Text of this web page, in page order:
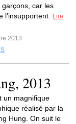
car les
l'insupportent.
Lire
2013
2013
un magnifique
réalisé par la
Hung. On suit le